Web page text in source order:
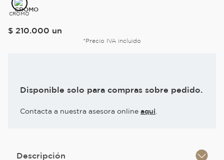
CROMO
$ 210.000 un
*Precio IVA incluido
Disponible solo para compras sobre pedido.
Contacta a nuestra asesora online aqui
Descripción